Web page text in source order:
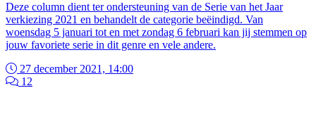
Deze column dient ter ondersteuning van de Serie van het Jaar
verkiezing 2021 en behandelt de categorie beëindigd. Van
woensdag 5 januari tot en met zondag 6 februari kan jij stemmen op
jouw favoriete serie in dit genre en vele andere.
27 december 2021, 14:00
12